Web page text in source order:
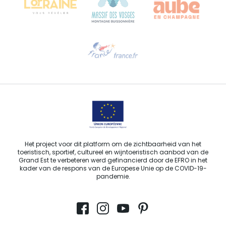
Stuur ons een e-mail
Het project voor dit platform om de zichtbaarheid van het
toeristisch, sportief, cultureel en wijntoeristisch aanbod van de
Grand Est te verbeteren werd gefinancierd door de EFRO in het
kader van de respons van de Europese Unie op de COVID-19-
pandemie.